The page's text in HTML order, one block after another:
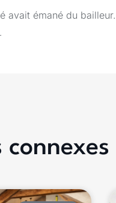
avait émané du bailleur.